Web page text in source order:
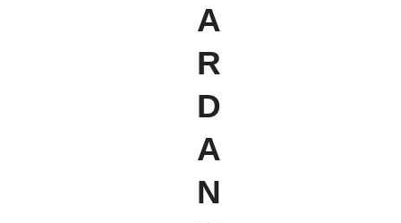
A
R
D
A
N